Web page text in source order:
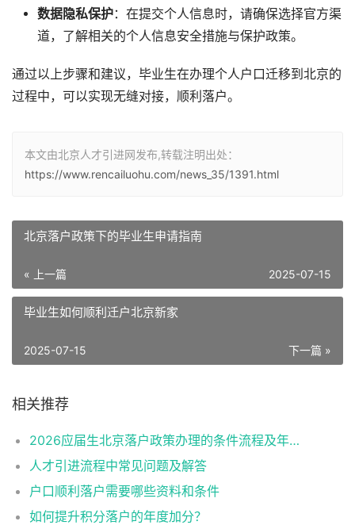
数据隐私保护：在提交个人信息时，请确保选择官方渠
道，了解相关的个人信息安全措施与保护政策。
通过以上步骤和建议，毕业生在办理个人户口迁移到北京的
过程中，可以实现无缝对接，顺利落户。
本文由北京人才引进网发布,转载注明出处：
https://www.rencailuohu.com/news_35/1391.html
北京落户政策下的毕业生申请指南
« 上一篇 2025-07-15
毕业生如何顺利迁户北京新家
下一篇 »
2025-07-15
相关推荐
2026应届生北京落户政策办理的条件流程及年龄限制
人才引进流程中常见问题及解答
户口顺利落户需要哪些资料和条件
如何提升积分落户的年度加分？